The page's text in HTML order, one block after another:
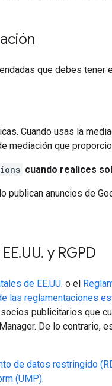
que debes
Cuando usas la
mediación que
cuando realices
publican anuncios de
.UU. y RGPD
de EE.UU. o el
las reglamentaciones
publicitarios que
De lo
de datos restringido
(UMP).